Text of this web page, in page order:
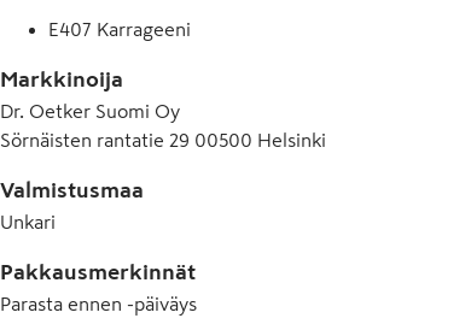
E407 Karrageeni
Markkinoija
Dr. Oetker Suomi Oy
Sörnäisten rantatie 29 00500 Helsinki
Valmistusmaa
Unkari
Pakkausmerkinnät
Parasta ennen -päiväys